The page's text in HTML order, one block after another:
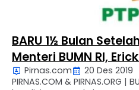
BARU 1½ Bulan
Menteri BUMN RI,
Membuka
Pirnas.com
20 Des 2019
PIRNAS.COM & PIRNAS.ORG